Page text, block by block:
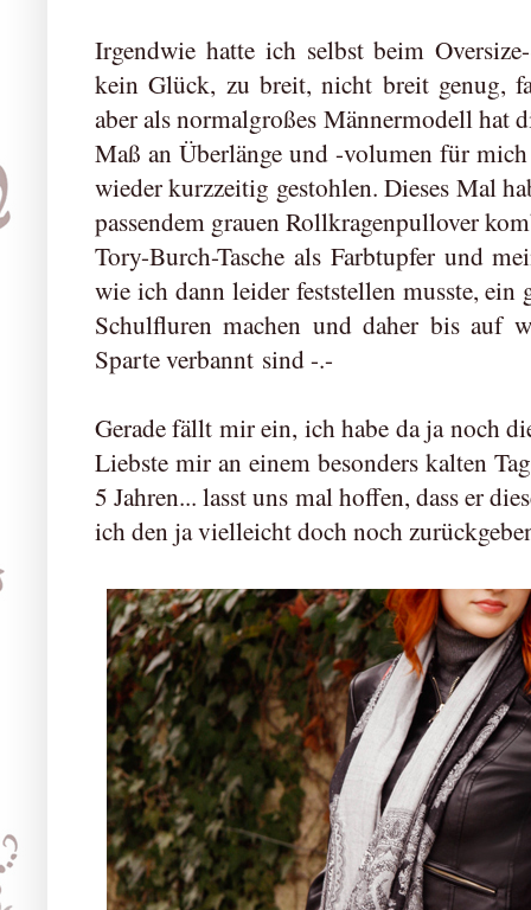
Irgendwie hatte ich selbst beim
kein Glück, zu breit, nicht breit genug,
aber als normalgroßes Männermodell hat
Maß an Überlänge und -volumen für
wieder kurzzeitig gestohlen. Dieses Mal
passendem grauen Rollkragenpullover
Tory-Burch-Tasche als Farbtupfer und
wie ich dann leider feststellen musste, ein
Schulfluren machen und daher bis auf
Sparte verbannt sind -.-
Gerade fällt mir ein, ich habe da ja noch
Liebste mir an einem besonders kalten
5 Jahren... lasst uns mal hoffen, dass er
ich den ja vielleicht doch noch